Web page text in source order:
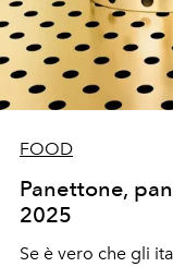
FOOD
Panettone,
2025
Se è vero che gli